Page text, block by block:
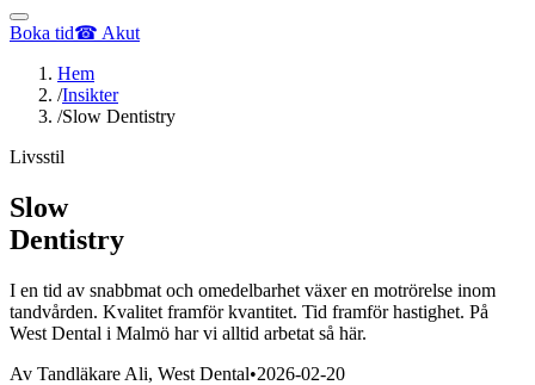
Boka tid☎ Akut
Hem
/Insikter
/Slow Dentistry
Livsstil
Slow
Dentistry
I en tid av snabbmat och omedelbarhet växer en motrörelse inom
tandvården. Kvalitet framför kvantitet. Tid framför hastighet. På
West Dental i Malmö har vi alltid arbetat så här.
Av Tandläkare Ali, West Dental•2026-02-20